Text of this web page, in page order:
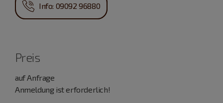
Info: 09092 96880
Preis
auf Anfrage
Anmeldung ist erforderlich!